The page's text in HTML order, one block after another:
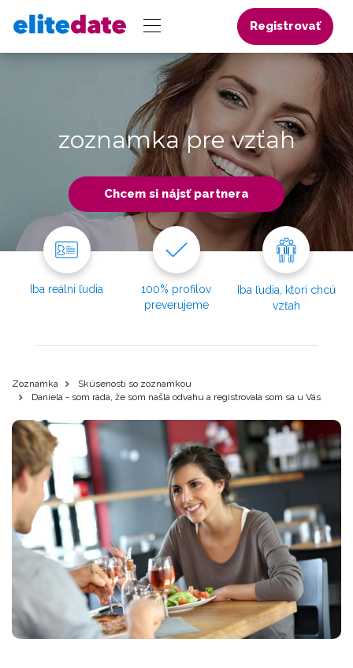
Registrovať
zoznamka pre vzťah
Chcem si nájsť partnera
Iba reálni ľudia
100% profilov
preverujeme
Iba ľudia, ktorí chcú
vzťah
Zoznamka
Skúsenosti so zoznamkou
Daniela - som rada, že som našla odvahu a registrovala som sa u Vás